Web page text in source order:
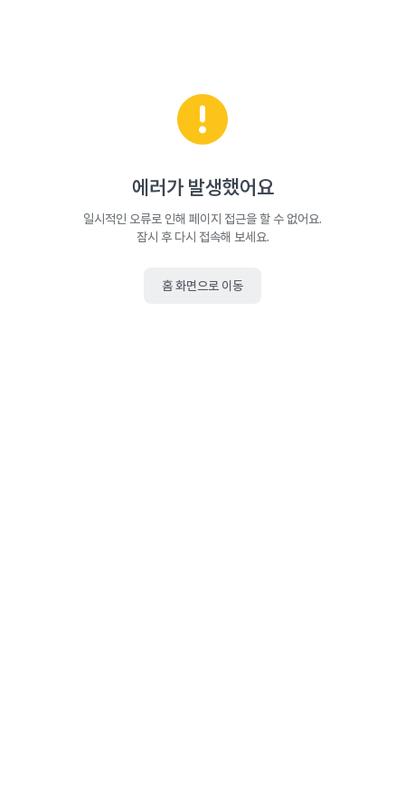
에러가 발생했어요
일시적인 오류로 인해 페이지 접근을 할 수 없어요.
잠시 후 다시 접속해 보세요.
홈 화면으로 이동